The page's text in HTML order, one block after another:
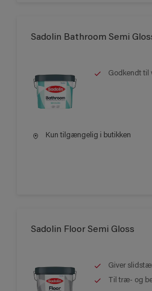
Sadolin Bathroom Semi
Godkendt til
Kun tilgængelig i butikken
Sadolin Floor Semi Gloss
Giver
Til træ- og